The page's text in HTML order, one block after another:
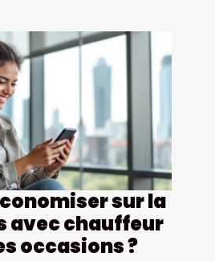
sur la
avec chauffeur
occasions ?